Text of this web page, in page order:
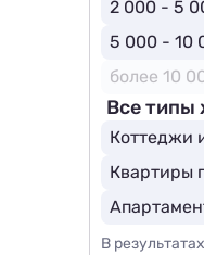
2 000 - 5
5 000 - 10
более 10
Все типы
Коттеджи
Квартиры
В